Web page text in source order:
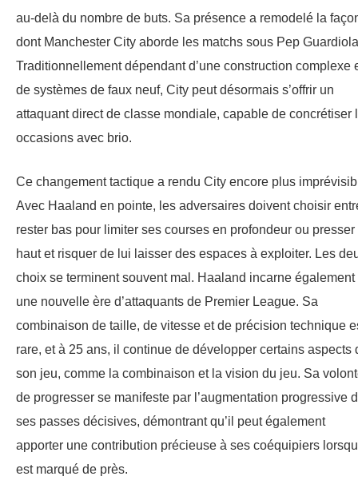
au-delà du nombre de buts. Sa présence a remodelé la
dont Manchester City aborde les matchs sous Pep
Traditionnellement dépendant d’une construction complexe
de systèmes de faux neuf, City peut désormais s’offrir un
attaquant direct de classe mondiale, capable de concrétiser
occasions avec brio.
Ce changement tactique a rendu City encore plus
Avec Haaland en pointe, les adversaires doivent choisir
rester bas pour limiter ses courses en profondeur ou presser
haut et risquer de lui laisser des espaces à exploiter. Les
choix se terminent souvent mal. Haaland incarne également
une nouvelle ère d’attaquants de Premier League. Sa
combinaison de taille, de vitesse et de précision technique
rare, et à 25 ans, il continue de développer certains aspects
son jeu, comme la combinaison et la vision du jeu. Sa
de progresser se manifeste par l’augmentation progressive
ses passes décisives, démontrant qu’il peut également
apporter une contribution précieuse à ses coéquipiers
est marqué de près.